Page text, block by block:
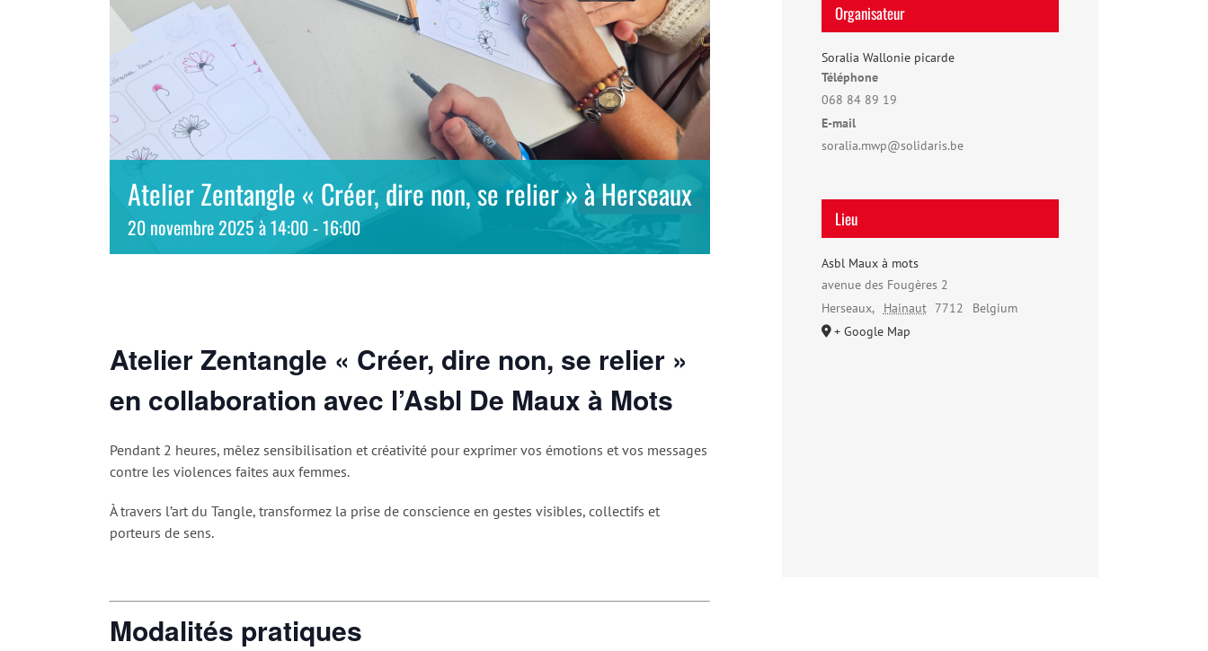
Atelier Zentangle « Créer, dire non, se relier » à Herseaux
20 novembre 2025 à 14:00-16:00
Atelier Zentangle « Créer, dire non, se relier »
en collaboration avec l’Asbl De Maux à Mots
Pendant 2 heures, mêlez sensibilisation et créativité pour exprimer vos émotions et vos messages
contre les violences faites aux femmes.
À travers l’art du Tangle, transformez la prise de conscience en gestes visibles, collectifs et
porteurs de sens.
Modalités pratiques
Organisateur
Soralia Wallonie picarde
Téléphone
068 84 89 19
E-mail
soralia.mwp@solidaris.be
Lieu
Asbl Maux à mots
avenue des Fougères 2
Herseaux, Hainaut 7712
Belgium
+ Google Map